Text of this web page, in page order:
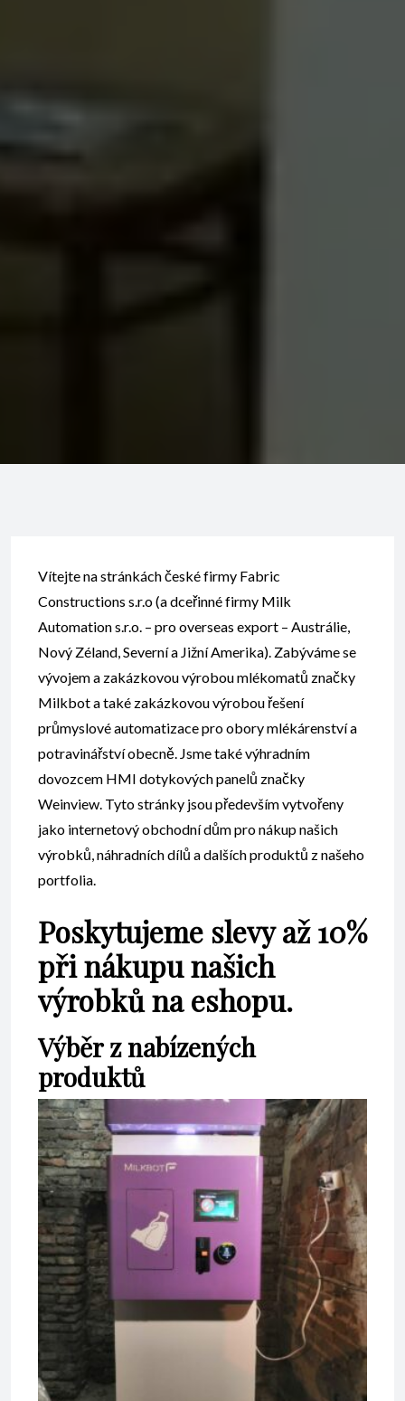
Vítejte na stránkách české firmy Fabric
Constructions s.r.o (a dceřinné firmy Milk
Automation s.r.o. – pro overseas export – Austrálie,
Nový Zéland, Severní a Jižní Amerika). Zabýváme se
vývojem a zakázkovou výrobou mlékomatů značky
Milkbot a také zakázkovou výrobou řešení
průmyslové automatizace pro obory mlékárenství a
potravinářství obecně. Jsme také výhradním
dovozcem HMI dotykových panelů značky
Weinview. Tyto stránky jsou především vytvořeny
jako internetový obchodní dům pro nákup našich
výrobků, náhradních dílů a dalších produktů z našeho
portfolia.
Poskytujeme slevy až 10%
při nákupu našich
výrobků na eshopu.
Výběr z nabízených
produktů